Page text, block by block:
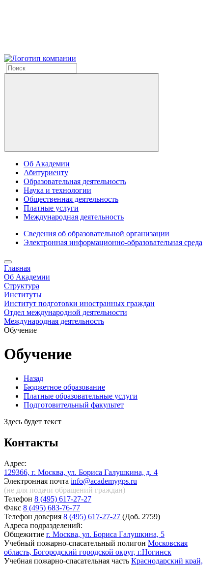
Об Академии
Абитуриенту
Образовательная деятельность
Наука и технологии
Общественная деятельность
Платные услуги
Международная деятельность
Сведения об образовательной организации
Электронная информационно-образовательная среда
Главная
Об Академии
Структура
Институты
Институт подготовки иностранных граждан
Отдел международной деятельности
Международная деятельность
Обучение
Обучение
Назад
Бюджетное образование
Платные образовательные услуги
Подготовительный факультет
Здесь будет текст
Контакты
Адрес:
129366, г. Москва, ул. Бориса Галушкина, д. 4
Электронная почта info@academygps.ru
(не для подачи обращений граждан)
Телефон 8 (495) 617-27-27
Факс 8 (495) 683-76-77
Телефон доверия 8 (495) 617-27-27 (Доб. 2759)
Адреса подразделений:
Общежитие г. Москва, ул. Бориса Галушкина, 5
Учебный пожарно-спасательный полигон Московская
область, Богородский городской округ, г.Ногинск
Учебная пожарно-спасательная часть Краснодарский край,